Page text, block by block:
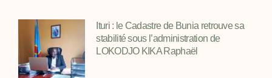
Ituri : le Cadastre de Bunia retrouve sa
stabilité sous l’administration de
LOKODJO KIKA Raphaël